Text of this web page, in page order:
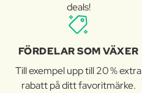
deals!
FÖRDELAR SOM VÄXER
Till exempel upp till 20 % extra
rabatt på ditt favoritmärke.